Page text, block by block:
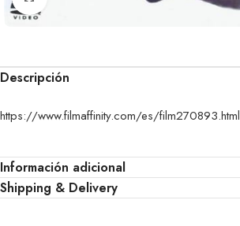
Descripción
https://www.filmaffinity.com/es/film270893.html
Información adicional
Shipping & Delivery